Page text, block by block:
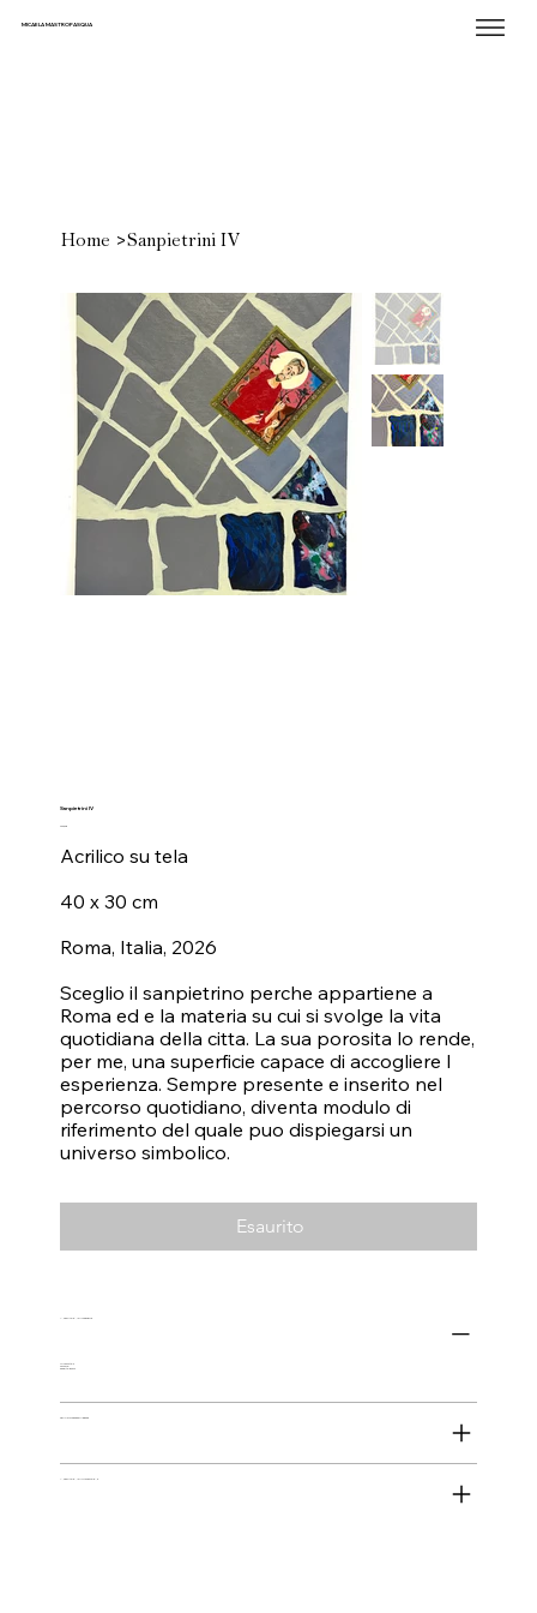
MICAELA MASTROPASQUA
Home >Sanpietrini IV
Sanpietrini IV
Prezzo
Acrilico su tela
40 x 30 cm
Roma, Italia, 2026
Sceglio il sanpietrino perche appartiene a
Roma ed e la materia su cui si svolge la vita
quotidiana della citta. La sua porosita lo rende,
per me, una superficie capace di accogliere l
esperienza. Sempre presente e inserito nel
percorso quotidiano, diventa modulo di
riferimento del quale puo dispiegarsi un
universo simbolico.
Esaurito